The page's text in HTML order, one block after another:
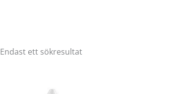
Endast ett sökresultat